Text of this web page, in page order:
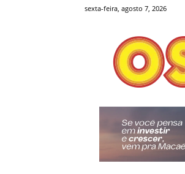
sexta-feira, agosto 7, 2026